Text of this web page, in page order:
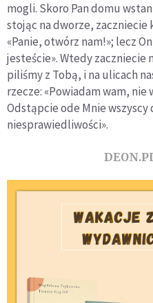
mogli. Skoro Pan domu
stojąc na dworze, zaczniecie
«Panie, otwórz nam!»; lecz
jesteście». Wtedy zaczniecie
piliśmy z Tobą, i na ulicach
rzecze: «Powiadam wam, nie
Odstąpcie ode Mnie wszyscy
niesprawiedliwości».